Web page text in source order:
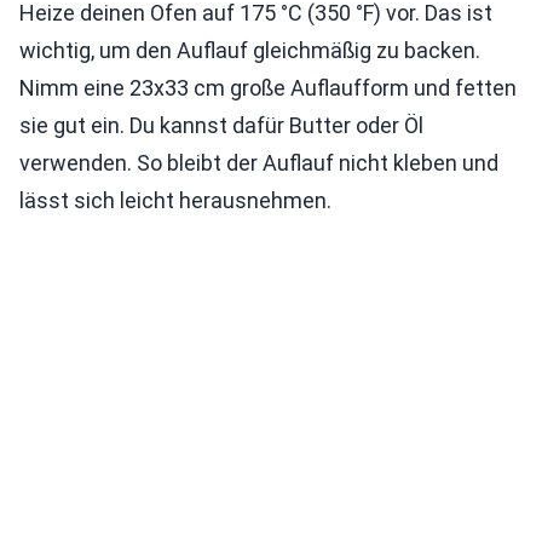
Heize deinen Ofen auf 175 °C (350 °F) vor. Das ist
wichtig, um den Auflauf gleichmäßig zu backen.
Nimm eine 23x33 cm große Auflaufform und fetten
sie gut ein. Du kannst dafür Butter oder Öl
verwenden. So bleibt der Auflauf nicht kleben und
lässt sich leicht herausnehmen.